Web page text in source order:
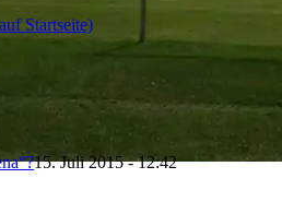
Startseite)
15. Juli 2015 - 12:42